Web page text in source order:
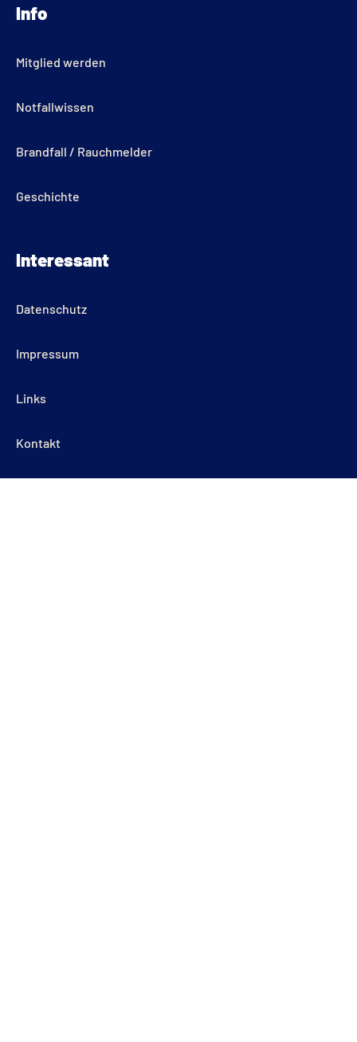
a
a
k
Info
Mitglied werden
Notfallwissen
Brandfall / Rauchmelder
Geschichte
Interessant
Datenschutz
Impressum
Links
Kontakt